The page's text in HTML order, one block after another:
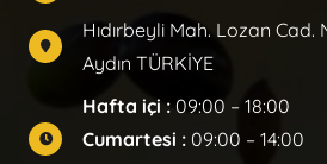
Hıdırbeyli Mah. Lozan Cad.
Aydın TÜRKİYE
Hafta içi : 09:00 – 18:00
Cumartesi : 09:00 – 14:00